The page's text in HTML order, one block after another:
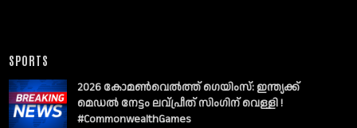
SPORTS
2026 കോമൺവെൽത്ത് ഗെയിംസ്: ഇന്ത്യക്ക്
മെഡൽ നേട്ടം ലവ്പ്രീത് സിംഗിന് വെള്ളി !
#CommonwealthGames